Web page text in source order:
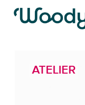
ATELIER